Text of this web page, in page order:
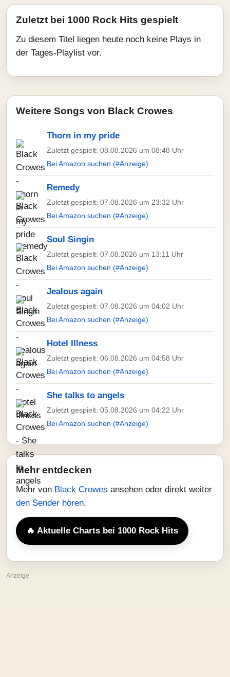
Zuletzt bei 1000 Rock Hits gespielt
Zu diesem Titel liegen heute noch keine Plays in
der Tages-Playlist vor.
Weitere Songs von Black Crowes
Thorn in my pride
Zuletzt gespielt: 08.08.2026 um 08:48 Uhr
Bei Amazon suchen (#Anzeige)
Remedy
Zuletzt gespielt: 07.08.2026 um 23:32 Uhr
Bei Amazon suchen (#Anzeige)
Soul Singin
Zuletzt gespielt: 07.08.2026 um 13:11 Uhr
Bei Amazon suchen (#Anzeige)
Jealous again
Zuletzt gespielt: 07.08.2026 um 04:02 Uhr
Bei Amazon suchen (#Anzeige)
Hotel Illness
Zuletzt gespielt: 06.08.2026 um 04:58 Uhr
Bei Amazon suchen (#Anzeige)
She talks to angels
Zuletzt gespielt: 05.08.2026 um 04:22 Uhr
Bei Amazon suchen (#Anzeige)
Mehr entdecken
Mehr von Black Crowes ansehen oder direkt weiter
den Sender hören.
🔥 Aktuelle Charts bei 1000 Rock Hits
Anzeige